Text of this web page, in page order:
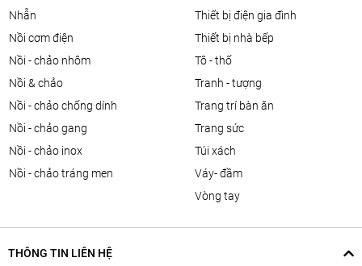
nhẫn
nồi cơm điện
nồi - chảo nhôm
nồi & chảo
nồi - chảo chống dính
nồi - chảo gang
nồi - chảo inox
nồi - chảo tráng men
thiết bị điện gia đình
thiết bị nhà bếp
tô - thố
tranh - tượng
trang trí bàn ăn
trang sức
túi xách
váy- đầm
vòng tay
THÔNG TIN LIÊN HỆ